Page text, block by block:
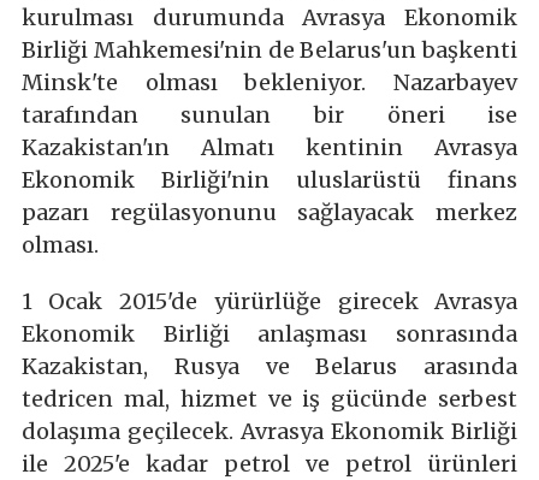
kurulması durumunda Avrasya Ekonomik
Birliği Mahkemesi'nin de Belarus'un başkenti
Minsk'te olması bekleniyor. Nazarbayev
tarafından sunulan bir öneri ise
Kazakistan'ın Almatı kentinin Avrasya
Ekonomik Birliği'nin uluslarüstü finans
pazarı regülasyonunu sağlayacak merkez
olması.
1 Ocak 2015'de yürürlüğe girecek Avrasya
Ekonomik Birliği anlaşması sonrasında
Kazakistan, Rusya ve Belarus arasında
tedricen mal, hizmet ve iş gücünde serbest
dolaşıma geçilecek. Avrasya Ekonomik Birliği
ile 2025'e kadar petrol ve petrol ürünleri